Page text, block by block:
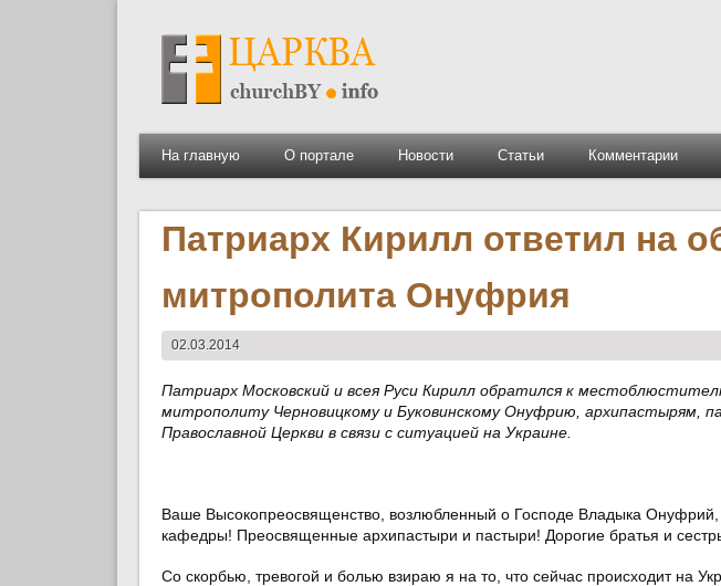
На главную О портале Новости Статьи Комментарии
Патриарх Кирилл ответил на
митрополита Онуфрия
02.03.2014
Патриарх Московский и всея Руси Кирилл обратился к
митрополиту Черновицкому и Буковинскому Онуфрию, архипастырям,
Православной Церкви в связи с ситуацией на Украине.
Ваше Высокопреосвященство, возлюбленный о Господе Владыка Онуфрий,
кафедры! Преосвященные архипастыри и пастыри! Дорогие братья и
Со скорбью, тревогой и болью взираю я на то, что сейчас происходит на